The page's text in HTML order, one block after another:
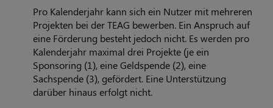
Pro Kalenderjahr kann sich ein Nutzer mit mehreren
Projekten bei der TEAG bewerben. Ein Anspruch auf
eine Förderung besteht jedoch nicht. Es werden pro
Kalenderjahr maximal drei Projekte (je ein
Sponsoring (1), eine Geldspende (2), eine
Sachspende (3), gefördert. Eine Unterstützung
darüber hinaus erfolgt nicht.